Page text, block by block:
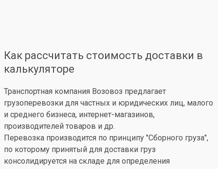
Как рассчитать стоимость доставки в
калькуляторе
Транспортная компания Возовоз предлагает
грузоперевозки для частных и юридических лиц, малого
и среднего бизнеса, интернет-магазинов,
производителей товаров и др.
Перевозка производится по принципу "Сборного груза",
по которому принятый для доставки груз
консолидируется на складе для определения